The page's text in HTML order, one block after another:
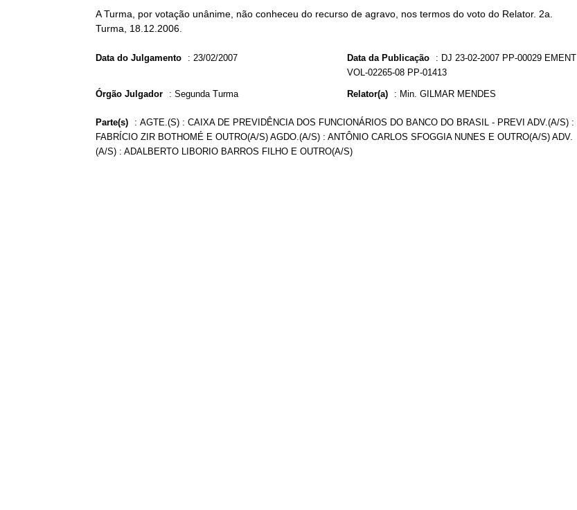
A Turma, por votação unânime, não conheceu do recurso de agravo, nos termos do voto do Relator. 2a.
Turma, 18.12.2006.
Data do Julgamento : 23/02/2007 Data da Publicação : DJ 23-02-2007 PP-00029 EMENT
VOL-02265-08 PP-01413
Órgão Julgador : Segunda Turma Relator(a) : Min. GILMAR MENDES
Parte(s) : AGTE.(S) : CAIXA DE PREVIDÊNCIA DOS FUNCIONÁRIOS DO BANCO DO BRASIL - PREVI ADV.(A/S) :
FABRÍCIO ZIR BOTHOMÉ E OUTRO(A/S) AGDO.(A/S) : ANTÔNIO CARLOS SFOGGIA NUNES E OUTRO(A/S) ADV.
(A/S) : ADALBERTO LIBORIO BARROS FILHO E OUTRO(A/S)